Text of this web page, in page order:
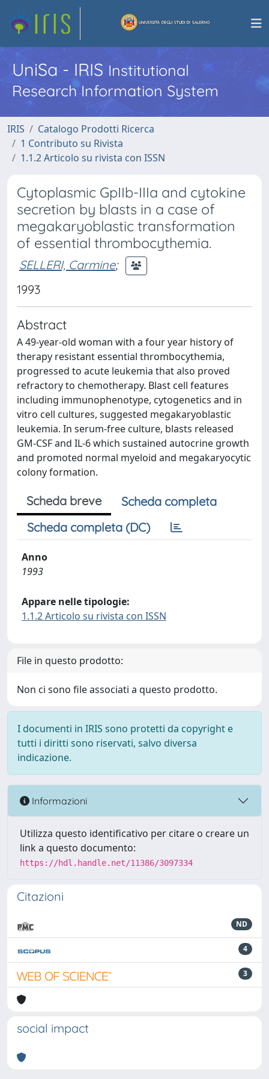
UniSa - IRISInstitutional
Research Information System
IRIS
Catalogo Prodotti Ricerca
1 Contributo su Rivista
1.1.2 Articolo su rivista con ISSN
Cytoplasmic GpIIb-IIIa and cytokine
secretion by blasts in a case of
megakaryoblastic transformation
of essential thrombocythemia.
SELLERI, Carmine;
1993
Abstract
A 49-year-old woman with a four year history of
therapy resistant essential thrombocythemia,
progressed to acute leukemia that also proved
refractory to chemotherapy. Blast cell features
including immunophenotype, cytogenetics and in
vitro cell cultures, suggested megakaryoblastic
leukemia. In serum-free culture, blasts released
GM-CSF and IL-6 which sustained autocrine growth
and promoted normal myeloid and megakaryocytic
colony formation.
Scheda breve
Scheda completa
Scheda completa (DC)
Anno
1993
Appare nelle tipologie:
1.1.2 Articolo su rivista con ISSN
File in questo prodotto:
Non ci sono file associati a questo prodotto.
I documenti in IRIS sono protetti da copyright e
tutti i diritti sono riservati, salvo diversa
indicazione.
Informazioni
Utilizza questo identificativo per citare o creare un
link a questo documento:
https://hdl.handle.net/11386/3097334
Citazioni
ND
4
3
social impact